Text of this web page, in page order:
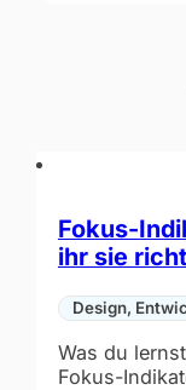
Fokus-
ihr sie
Design,
Was du
Fokus-